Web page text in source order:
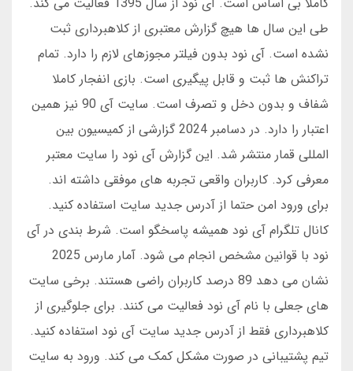
طی این سال ها هیچ گزارش معتبری از کلاهبرداری ثبت
نشده است. آی نود بدون فیلتر مجوزهای لازم را دارد. تمام
تراکنش ها ثبت و قابل پیگیری است. بازی انفجار کاملا
شفاف و بدون دخل و تصرف است. سایت آی 90 نیز همین
اعتبار را دارد. در دسامبر 2024 گزارشی از کمیسیون بین
المللی قمار منتشر شد. این گزارش آی نود را سایت معتبر
معرفی کرد. کاربران واقعی تجربه های موفقی داشته اند.
برای ورود امن حتما از آدرس جدید سایت استفاده کنید.
کانال تلگرام آی نود همیشه پاسخگو است. شرط بندی در آی
نود با قوانین مشخص انجام می شود. آمار مارس 2025
نشان می دهد 89 درصد کاربران راضی هستند. برخی سایت
های جعلی با نام آی نود فعالیت می کنند. برای جلوگیری از
کلاهبرداری فقط از آدرس جدید سایت آی نود استفاده کنید.
تیم پشتیبانی در صورت مشکل کمک می کند. ورود به سایت